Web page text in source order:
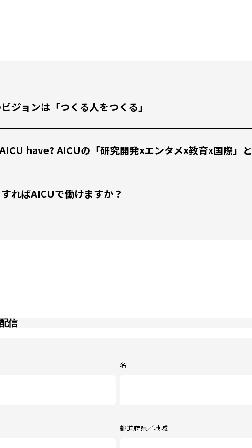
ョンは「つくる人をつくる」
have? AICUの「研究開発xエンタメx教育x国際」
ばAICUで働けますか？
信
名
都道府県／地域